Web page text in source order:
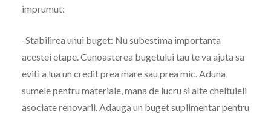
imprumut:
-Stabilirea unui buget: Nu subestima importanta
acestei etape. Cunoasterea bugetului tau te va ajuta sa
eviti a lua un credit prea mare sau prea mic. Aduna
sumele pentru materiale, mana de lucru si alte cheltuieli
asociate renovarii. Adauga un buget suplimentar pentru